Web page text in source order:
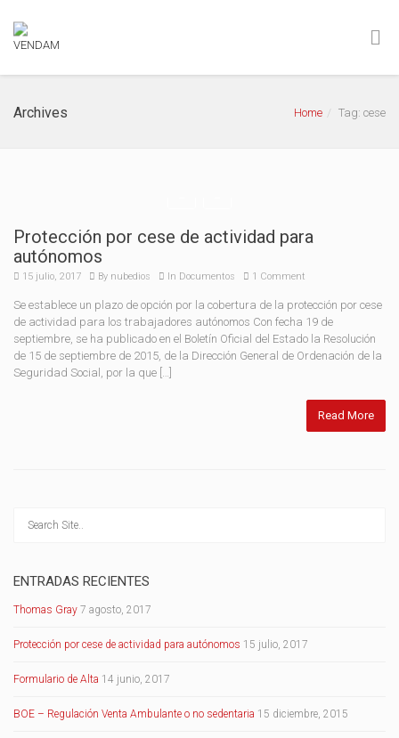
Archives Home Tag: cese
Protección por cese de actividad para
autónomos
15 julio, 2017 By nubedios In Documentos 1 Comment
Se establece un plazo de opción por la cobertura de la protección por cese
de actividad para los trabajadores autónomos Con fecha 19 de
septiembre, se ha publicado en el Boletín Oficial del Estado la Resolución
de 15 de septiembre de 2015, de la Dirección General de Ordenación de la
Seguridad Social, por la que […]
Read More
ENTRADAS RECIENTES
Thomas Gray 7 agosto, 2017
Protección por cese de actividad para autónomos 15 julio, 2017
Formulario de Alta 14 junio, 2017
BOE – Regulación Venta Ambulante o no sedentaria 15 diciembre, 2015